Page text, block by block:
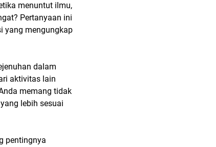
menuntut ilmu,
Pertanyaan ini
yang mengungkap
dalam
aktivitas lain
memang tidak
lebih sesuai
pentingnya